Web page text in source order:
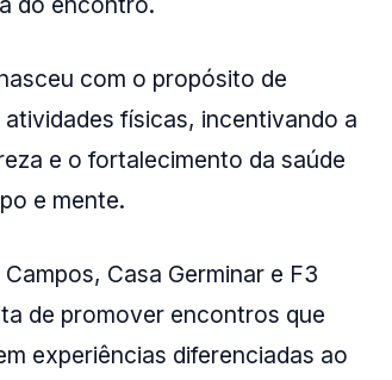
com o propósito de
físicas, incentivando a
e o fortalecimento da saúde
e mente.
Casa Germinar e F3
de promover encontros que
experiências diferenciadas ao